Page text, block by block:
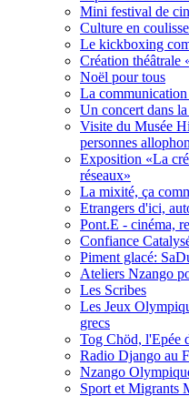
Mini festival de
Culture en
Le kickboxing
Création théâtrale
Noël pour tous
La
Un concert dans
Visite du Musée
personnes
Exposition «La
réseaux»
La mixité, ça
Etrangers d'ici,
Pont.E - cinéma,
Confiance
Piment glacé:
Ateliers Nzango
Les Scribes
Les Jeux
grecs
Tog Chöd, l'Epée
Radio Django au
Nzango
Sport et Migrants